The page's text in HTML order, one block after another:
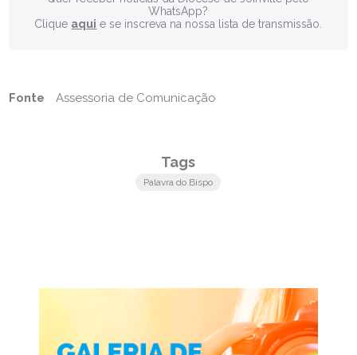
WhatsApp?
Clique aqui e se inscreva na nossa lista de transmissão.
Fonte Assessoria de Comunicação
Tags
Palavra do Bispo